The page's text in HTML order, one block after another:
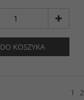
DO KOSZYKA
1 2